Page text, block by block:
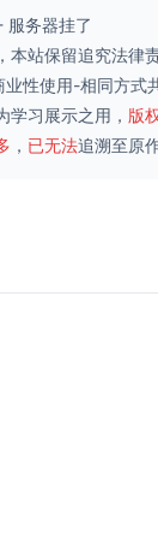
服务器挂了
本站保留追究法律
业性使用-相同方式
学习展示之用， 版
， 已无法追溯至原